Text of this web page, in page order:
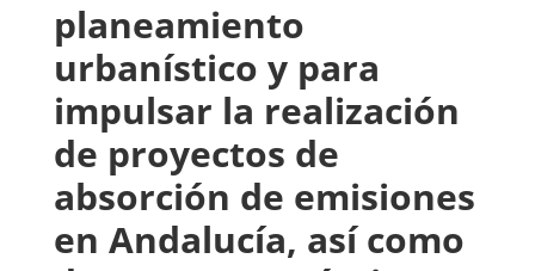
planeamiento
urbanístico y para
impulsar la realización
de proyectos de
absorción de emisiones
en Andalucía, así como